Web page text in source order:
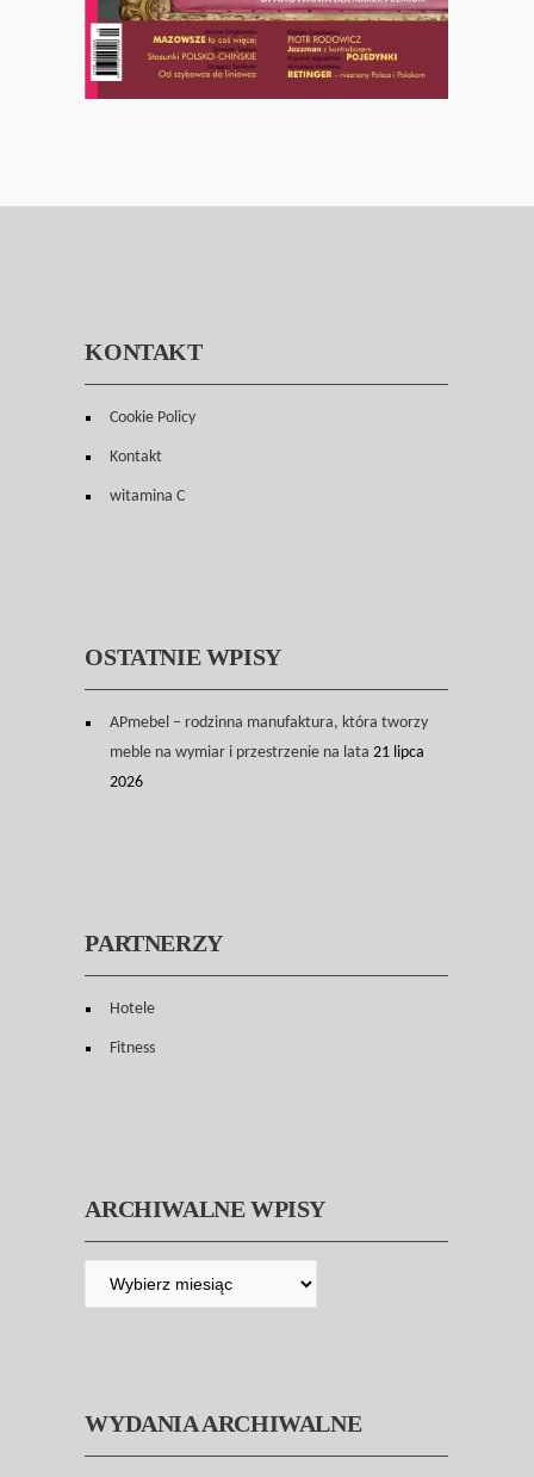
KONTAKT
Cookie Policy
Kontakt
witamina C
OSTATNIE WPISY
APmebel – rodzinna manufaktura, która tworzy
meble na wymiar i przestrzenie na lata 21 lipca
2026
PARTNERZY
Hotele
Fitness
ARCHIWALNE WPISY
WYDANIA ARCHIWALNE